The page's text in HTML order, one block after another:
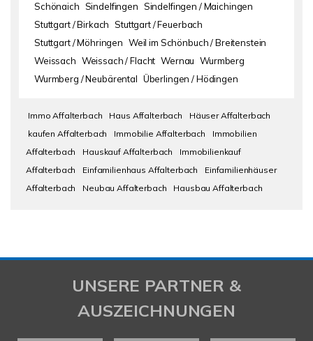
Schönaich Sindelfingen Sindelfingen / Maichingen
Stuttgart / Birkach Stuttgart / Feuerbach
Stuttgart / Möhringen Weil im Schönbuch / Breitenstein
Weissach Weissach / Flacht Wernau Wurmberg
Wurmberg / Neubärental Überlingen / Hödingen
Immo Affalterbach Haus Affalterbach
Häuser Affalterbach
kaufen Affalterbach
Immobilie Affalterbach
Immobilien
Affalterbach
Hauskauf Affalterbach
Immobilienkauf
Affalterbach
Einfamilienhaus Affalterbach
Einfamilienhäuser
Affalterbach
Neubau Affalterbach Hausbau Affalterbach
UNSERE PARTNER &
AUSZEICHNUNGEN